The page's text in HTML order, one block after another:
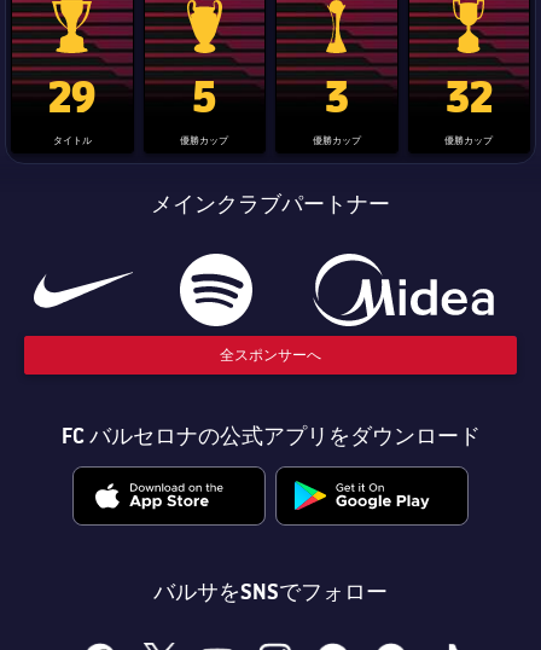
結果
順位表
スケジュール
チケット
PLUSICON
LABEL.ARIA.PLUS
トップチーム
plusicon
label.aria.plus
スケジュール
チケット
結果
順位表
La Liga trophy
29
タイトル
Champions League trophy
5
優勝カップ
label.aria.clubworldcup
3
優勝カップ
国王杯
32
優勝カップ
メインクラブパートナー
全スポンサーへ
FC バルセロナの公式アプリをダウンロード
バルサをSNSでフォロー